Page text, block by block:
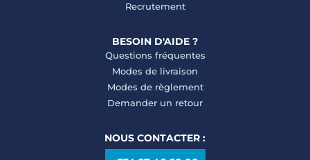
Recrutement
BESOIN D'AIDE ?
Questions fréquentes
Modes de livraison
Modes de règlement
Demander un retour
NOUS CONTACTER :